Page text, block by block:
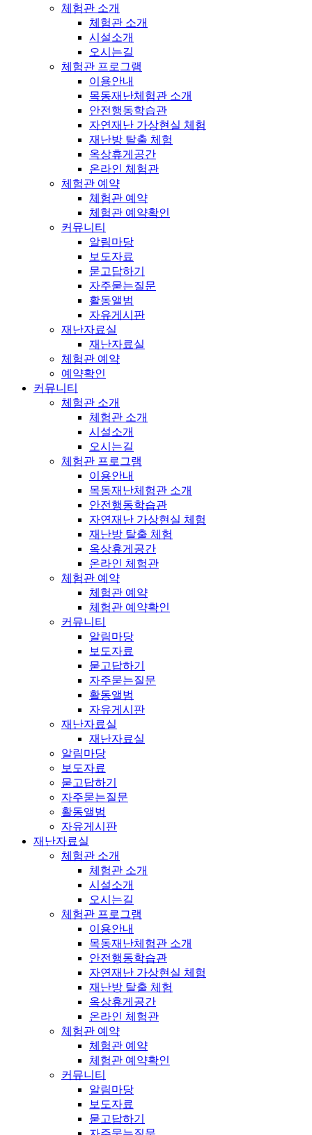
체험관 소개
체험관 소개
시설소개
오시는길
체험관 프로그램
이용안내
목동재난체험관 소개
안전행동학습관
자연재난 가상현실 체험
재난방 탈출 체험
옥상휴게공간
온라인 체험관
체험관 예약
체험관 예약
체험관 예약확인
커뮤니티
알림마당
보도자료
묻고답하기
자주묻는질문
활동앨범
자유게시판
재난자료실
재난자료실
체험관 예약
예약확인
커뮤니티
체험관 소개
체험관 소개
시설소개
오시는길
체험관 프로그램
이용안내
목동재난체험관 소개
안전행동학습관
자연재난 가상현실 체험
재난방 탈출 체험
옥상휴게공간
온라인 체험관
체험관 예약
체험관 예약
체험관 예약확인
커뮤니티
알림마당
보도자료
묻고답하기
자주묻는질문
활동앨범
자유게시판
재난자료실
재난자료실
알림마당
보도자료
묻고답하기
자주묻는질문
활동앨범
자유게시판
재난자료실
체험관 소개
체험관 소개
시설소개
오시는길
체험관 프로그램
이용안내
목동재난체험관 소개
안전행동학습관
자연재난 가상현실 체험
재난방 탈출 체험
옥상휴게공간
온라인 체험관
체험관 예약
체험관 예약
체험관 예약확인
커뮤니티
알림마당
보도자료
묻고답하기